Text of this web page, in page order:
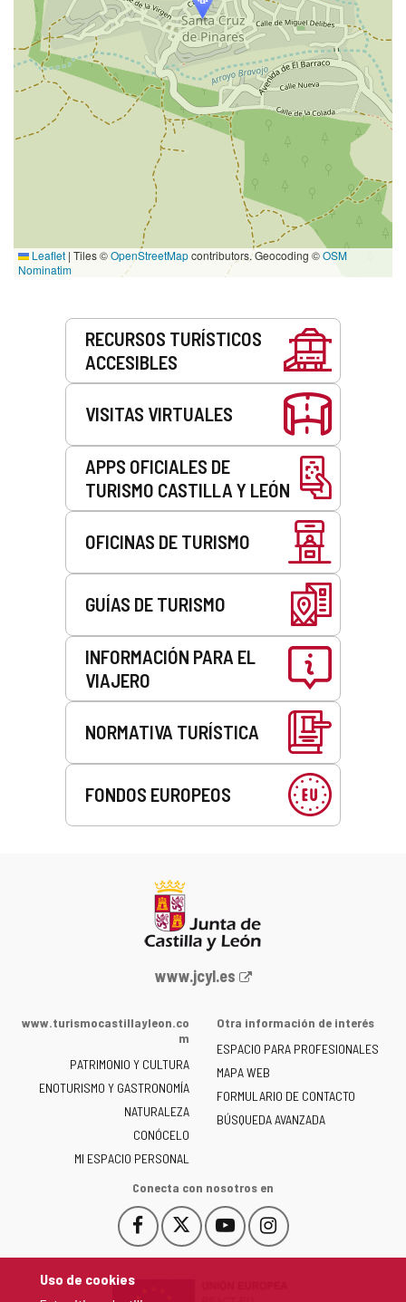
Uso de cookies
Leaflet | Tiles ©OpenStreetMapcontributors. Geocoding ©OSM
Nominatim
RECURSOS TURÍSTICOS
ACCESIBLES
VISITAS VIRTUALES
APPS OFICIALES DE
TURISMO CASTILLA Y LEÓN
OFICINAS DE TURISMO
GUÍAS DE TURISMO
INFORMACIÓN PARA EL
VIAJERO
NORMATIVA TURÍSTICA
FONDOS EUROPEOS
Portal
la
de
Castilla
y
León
-
www.jcyl.es
www.turismocastillayleon.co
m
PATRIMONIO Y CULTURA
ENOTURISMO Y GASTRONOMÍA
NATURALEZA
CONÓCELO
MI ESPACIO PERSONAL
Otra información de interés
ESPACIO PARA PROFESIONALES
MAPA WEB
FORMULARIO DE CONTACTO
BÚSQUEDA AVANZADA
Conecta con nosotros en
Facebook
Este
enlace
Este
enlace
YouTube
Este
enlace
Instagram
Este
enlace